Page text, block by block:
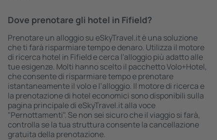
Dove prenotare gli hotel in Fifield?
Prenotare un alloggio su eSkyTravel.it è una soluzione
che ti farà risparmiare tempo e denaro. Utilizza il motore
di ricerca hotel in Fifield e cerca l'alloggio più adatto alle
tue esigenze. Molti hanno scelto il pacchetto Volo+Hotel,
che consente di risparmiare tempo e prenotare
istantaneamente il volo e l’alloggio. Il motore di ricerca e
la prenotazione di hotel economici sono disponibili sulla
pagina principale di eSkyTravel.it alla voce
"Pernottamenti". Se non sei sicuro che il viaggio si farà,
controlla se la tua struttura consente la cancellazione
gratuita della prenotazione.